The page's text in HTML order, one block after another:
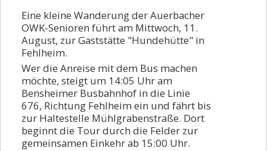
Vorstand
Kontakt
Beitrittserklärung
Eine kleine Wanderung der Auerbacher
OWK-Senioren führt am Mittwoch, 11.
August, zur Gaststätte "Hundehütte" in
Fehlheim.
Wer die Anreise mit dem Bus machen
möchte, steigt um 14:05 Uhr am
Bensheimer Busbahnhof in die Linie
676, Richtung Fehlheim ein und fährt bis
zur Haltestelle Mühlgrabenstraße. Dort
beginnt die Tour durch die Felder zur
gemeinsamen Einkehr ab 15:00 Uhr.